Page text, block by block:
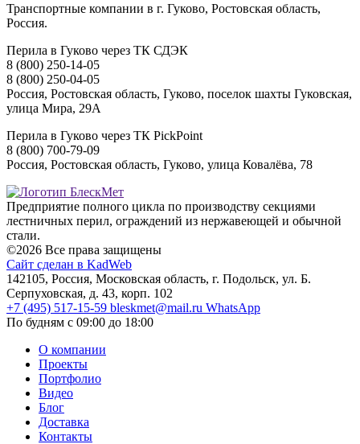
Транспортные компании в г. Гуково, Ростовская область,
Россия.
Перила в Гуково через ТК СДЭК
8 (800) 250-14-05
8 (800) 250-04-05
Россия, Ростовская область, Гуково, поселок шахты Гуковская,
улица Мира, 29А
Перила в Гуково через ТК PickPoint
8 (800) 700-79-09
Россия, Ростовская область, Гуково, улица Ковалёва, 78
Предприятие полного цикла по производству секциями
лестничных перил, ограждений из нержавеющей и обычной
стали.
©2026 Все права защищены
Сайт сделан в KadWeb
142105, Россия, Московская область, г. Подольск, ул. Б.
Серпуховская, д. 43, корп. 102
+7 (495) 517-15-59 bleskmet@mail.ru WhatsApp
По будням с 09:00 до 18:00
О компании
Проекты
Портфолио
Видео
Блог
Доставка
Контакты